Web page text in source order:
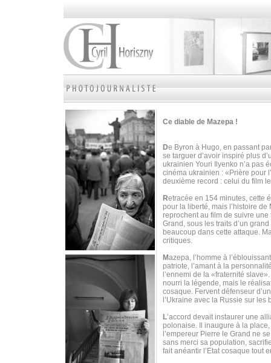
Ce diable de Mazepa !
De Byron à Hugo, en passant
se targuer d’avoir inspiré plus
ukrainien Youri Ilyenko n’a pas
cinéma ukrainien : «Prière pour
deuxième record : celui du film
Retracée en 154 minutes, cette
pour la liberté, mais l’histoire
reprochent au film de suivre
Grand, sous les traits d’un
beaucoup dans cette attaque.
critiques.
Mazepa, l’homme à
patriote, l’amant à la
l’ennemi de la «fraternité
nourri la légende, mais le
cosaque. Fervent défenseur
l’Ukraine avec la Russie sur
L’accord devait instaurer une
polonaise. Il inaugure à la
l’empereur Pierre le Grand ne
sans merci sa population,
fait anéantir l’Etat cosaque tout